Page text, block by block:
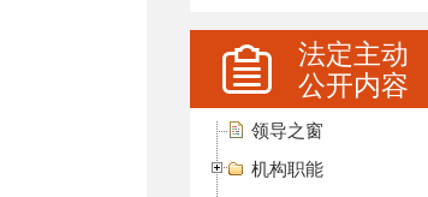
法定主动
公开内容
领导之窗
机构职能